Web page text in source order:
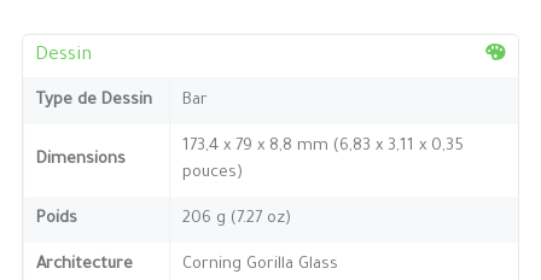
Dessin
Type de Dessin Bar
Dimensions
173,4 x 79 x 8,8 mm (6,83 x 3,11 x 0,35
pouces)
Poids 206 g (7.27 oz)
Architecture
Corning Gorilla Glass